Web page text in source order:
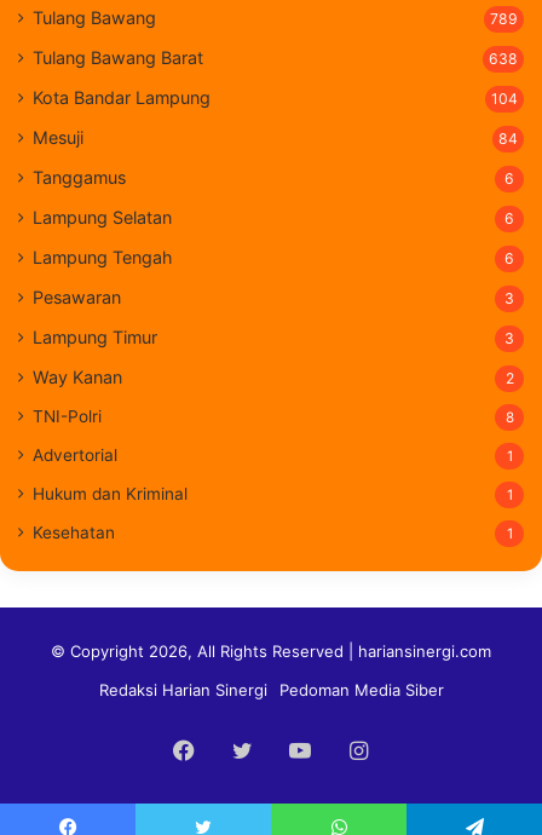
Tulang Bawang 789
Tulang Bawang Barat 638
Kota Bandar Lampung 104
Mesuji 84
Tanggamus 6
Lampung Selatan 6
Lampung Tengah 6
Pesawaran 3
Lampung Timur 3
Way Kanan 2
TNI-Polri 8
Advertorial 1
Hukum dan Kriminal 1
Kesehatan 1
© Copyright 2026, All Rights Reserved | hariansinergi.com
Redaksi Harian Sinergi
Pedoman Media Siber
Facebook
TwitterYouTubeInstagram